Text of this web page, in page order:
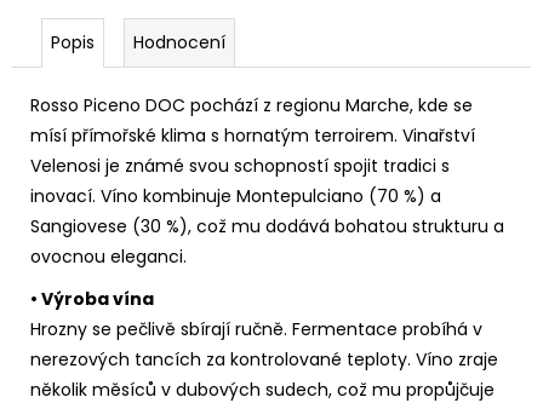
Popis Hodnocení
Rosso Piceno DOC pochází z regionu Marche, kde se
mísí přímořské klima s hornatým terroirem. Vinařství
Velenosi je známé svou schopností spojit tradici s
inovací. Víno kombinuje Montepulciano (70 %) a
Sangiovese (30 %), což mu dodává bohatou strukturu a
ovocnou eleganci.
• Výroba vína
Hrozny se pečlivě sbírají ručně. Fermentace probíhá v
nerezových tancích za kontrolované teploty. Víno zraje
několik měsíců v dubových sudech, což mu propůjčuje
MONTEPULCIANO
D
´ABRUZZO
RIPAROSSO
DOC.
295
Kč